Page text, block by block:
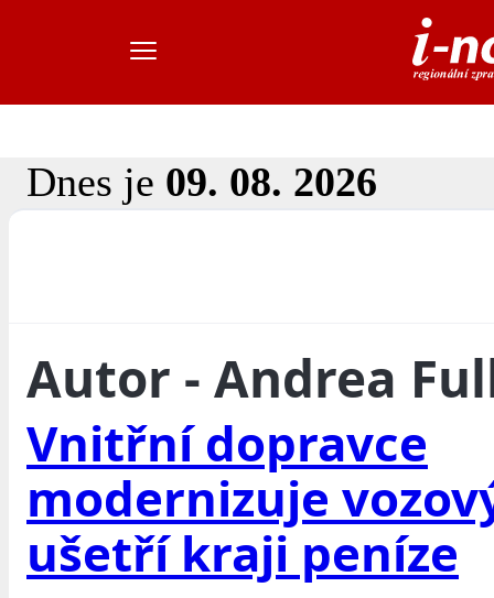
Dnes je 09. 08. 2026
Autor - Andrea
Vnitřní dopravce
modernizuje
ušetří kraji peníze